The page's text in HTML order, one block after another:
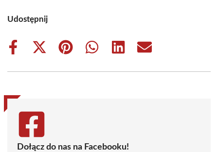
Udostępnij
Share
Share
(Twitter)
Share
Share
Share
Share
Dołącz do nas na Facebooku!